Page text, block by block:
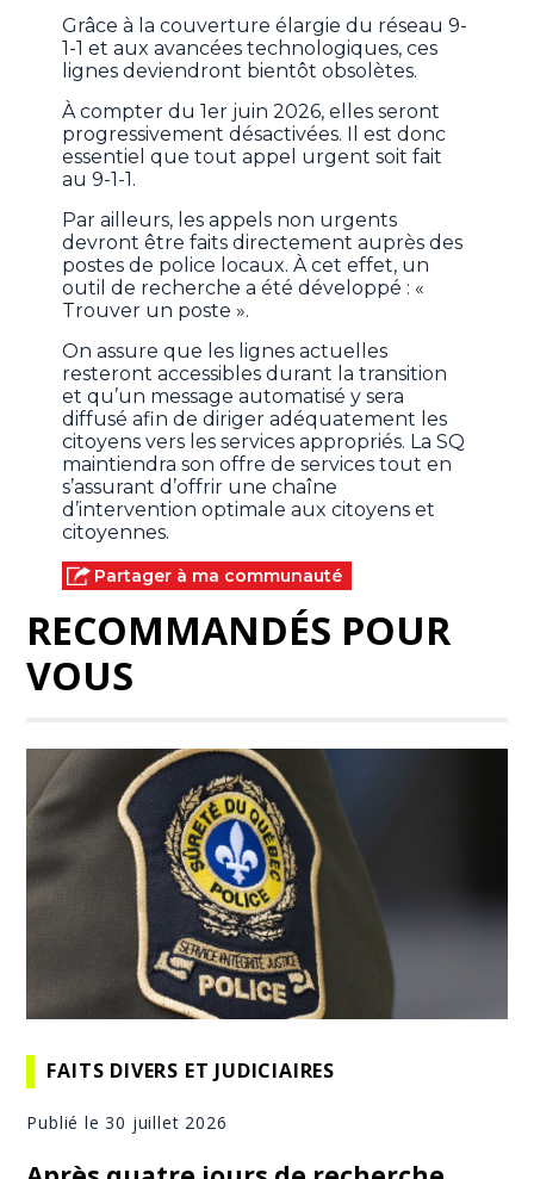
Grâce à la couverture élargie du réseau 9-
1-1 et aux avancées technologiques, ces
lignes deviendront bientôt obsolètes.
À compter du 1er juin 2026, elles seront
progressivement désactivées. Il est donc
essentiel que tout appel urgent soit fait
au 9-1-1.
Par ailleurs, les appels non urgents
devront être faits directement auprès des
postes de police locaux. À cet effet, un
outil de recherche a été développé : «
Trouver un poste ».
On assure que les lignes actuelles
resteront accessibles durant la transition
et qu’un message automatisé y sera
diffusé afin de diriger adéquatement les
citoyens vers les services appropriés. La SQ
maintiendra son offre de services tout en
s’assurant d’offrir une chaîne
d’intervention optimale aux citoyens et
citoyennes.
Partager à ma communauté
RECOMMANDÉS POUR
VOUS
FAITS DIVERS ET JUDICIAIRES
Publié le 30 juillet 2026